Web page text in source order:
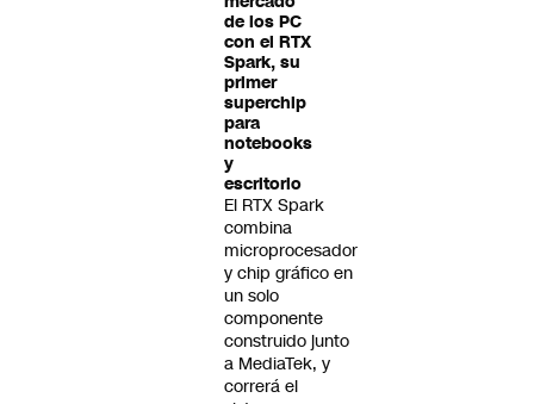
de los PC
con el RTX
Spark, su
primer
superchip
para
notebooks
y
escritorio
El RTX Spark
combina
microprocesador
y chip gráfico en
un solo
componente
construido junto
a MediaTek, y
correrá el